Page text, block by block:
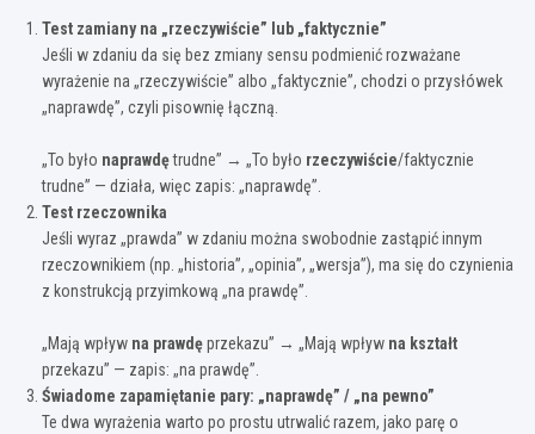
Test zamiany na „rzeczywiście” lub „faktycznie”
Jeśli w zdaniu da się bez zmiany sensu podmienić rozważane
wyrażenie na „rzeczywiście” albo „faktycznie”, chodzi o przysłówek
„naprawdę”, czyli pisownię łączną.
„To było naprawdętrudne” → „To było rzeczywiście/faktycznie
trudne” — działa, więc zapis: „naprawdę”.
Test rzeczownika
Jeśli wyraz „prawda” w zdaniu można swobodnie zastąpić innym
rzeczownikiem (np. „historia”, „opinia”, „wersja”), ma się do czynienia
z konstrukcją przyimkową „na prawdę”.
„Mają wpływ na prawdęprzekazu” → „Mają wpływ na kształt
przekazu” — zapis: „na prawdę”.
Świadome zapamiętanie pary: „naprawdę” / „na pewno”
Te dwa wyrażenia warto po prostu utrwalić razem, jako parę o